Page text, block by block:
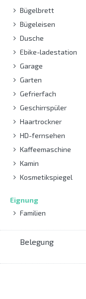
Bügelbrett
Bügeleisen
Dusche
Ebike-ladestation
Garage
Garten
Gefrierfach
Geschirrspüler
Haartrockner
HD-fernsehen
Kaffeemaschine
Kamin
Kosmetikspiegel
Eignung
Familien
Belegung